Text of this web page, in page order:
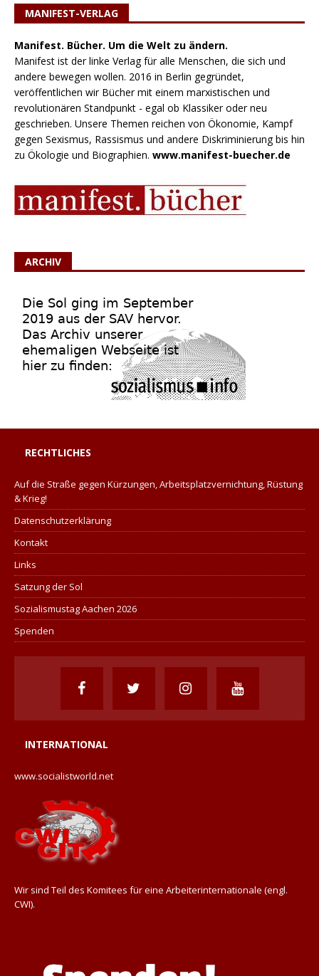
MANIFEST-VERLAG
Manifest. Bücher. Um die Welt zu ändern.
Manifest ist der linke Verlag für alle Menschen, die sich und
andere bewegen wollen. 2016 in Berlin gegründet,
veröffentlichen wir Bücher mit einem marxistischen und
revolutionären Standpunkt - egal ob Klassiker oder neu
geschrieben. Unsere Themen reichen von Ökonomie, Kampf
gegen Sexismus, Rassismus und andere Diskriminierung bis hin
zu Ökologie und Biographien. www.manifest-buecher.de
ARCHIV
RECHTLICHES
Auf die Straße gegen Kürzungen, Arbeitsplatzvernichtung, Rüstung
& Krieg!
Datenschutzerklärung
Kontakt
Links
Satzung der Sol
Sozialismustag Aachen 2026
Spenden
INTERNATIONAL
www.socialistworld.net
Wir sind Teil des Komitees für eine Arbeiterinternationale (engl.
CWI).